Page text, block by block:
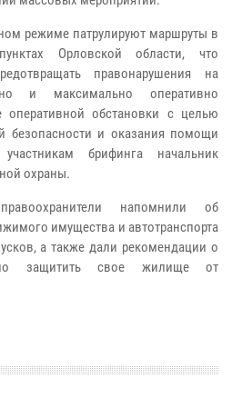
режиме патрулируют маршруты в
Орловской области, что
правонарушения на
и максимально оперативно
оперативной обстановки с целью
безопасности и оказания помощи
брифинга начальник
охраны.
напомнили об
имущества и автотранспорта
а также дали рекомендации о
защитить свое жилище от